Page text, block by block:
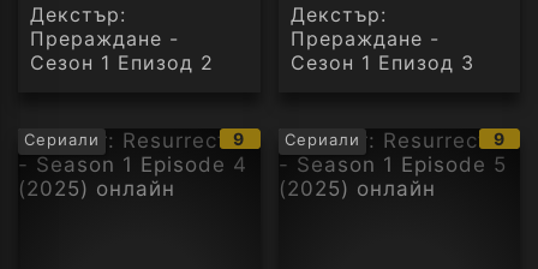
Декстър:
Прераждане -
Сезон 1 Епизод 2
Декстър:
Прераждане -
Сезон 1 Епизод 3
Сериали
IMDb
рейтинг:
9 Сериали 9